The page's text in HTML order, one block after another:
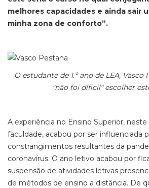
melhores capacidades e ainda sair
minha zona de conforto”.
O estudante de 1.º ano de LEA, Vasco
"não foi díficil" escolher
A experiência no Ensino Superior,
faculdade, acabou por ser influenciada
constrangimentos resultantes da
coronavírus. O ano letivo acabou por
suspensão de atividades letivas
de métodos de ensino a distância. De